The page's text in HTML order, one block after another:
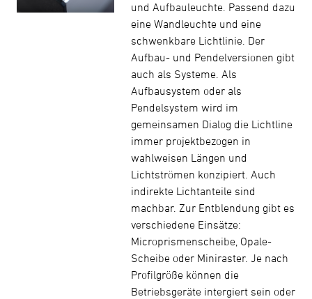
und Aufbauleuchte. Passend dazu
eine Wandleuchte und eine
schwenkbare Lichtlinie. Der
Aufbau- und Pendelversionen gibt
auch als Systeme. Als
Aufbausystem oder als
Pendelsystem wird im
gemeinsamen Dialog die Lichtline
immer projektbezogen in
wahlweisen Längen und
Lichtströmen konzipiert. Auch
indirekte Lichtanteile sind
machbar. Zur Entblendung gibt es
verschiedene Einsätze:
Microprismenscheibe, Opale-
Scheibe oder Miniraster. Je nach
Profilgröße können die
Betriebsgeräte intergiert sein oder